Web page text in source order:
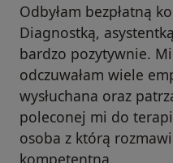
Odbyłam bezpłatną
Diagnostką,
bardzo pozytywnie.
odczuwałam wiele
wysłuchana oraz
poleconej mi do
osoba z którą
kompetentna.